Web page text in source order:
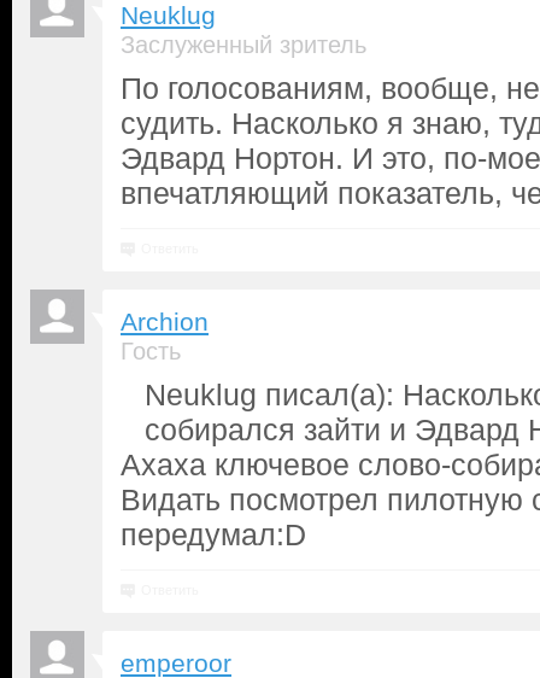
Neuklug
Заслуженный зритель
По голосованиям, вообще,
судить. Насколько я знаю,
Эдвард Нортон. И это, по-
впечатляющий показатель,
Archion
Гость
Neuklug писал(а):
собирался зайти и Эдвард
Ахаха ключевое слово-
Видать посмотрел пилотную
передумал:D
emperoor